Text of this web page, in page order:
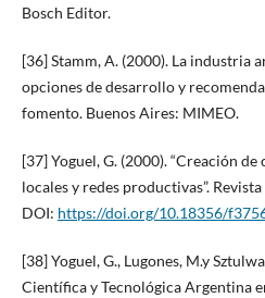
Bosch Editor.
[36] Stamm, A. (2000). La industria
opciones de desarrollo y
fomento. Buenos Aires: MIMEO.
[37] Yoguel, G. (2000). “Creación
locales y redes productivas”.
DOI: https://doi.org/10.18356/
[38] Yoguel, G., Lugones, M.y
Científica y Tecnológica Argentina